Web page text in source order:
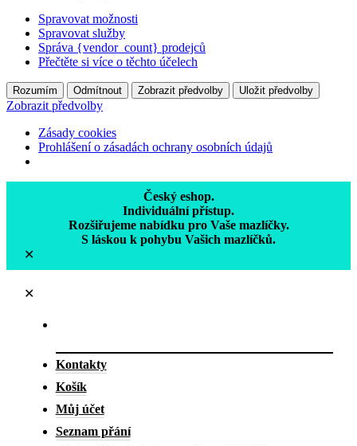
Spravovat možnosti
Spravovat služby
Správa {vendor_count} prodejců
Přečtěte si více o těchto účelech
Rozumím Odmítnout Zobrazit předvolby Uložit předvolby
Zobrazit předvolby
Zásady cookies
Prohlášení o zásadách ochrany osobních údajů
Český eshop.
Individuální přístup.
Rozšiřujeme nabídku pro Vaše mazlíčky.
S láskou k pohybu Vašich mazlíčků.
✕
✕
Kontakty
Košík
Můj účet
Seznam přání